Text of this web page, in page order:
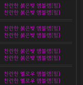
찬란한 붉은빛 엠블렘[힘]
찬란한 붉은빛 엠블렘[힘]
찬란한 붉은빛 엠블렘[힘]
찬란한 붉은빛 엠블렘[힘]
찬란한 붉은빛 엠블렘[힘]
찬란한 붉은빛 엠블렘[힘]
찬란한 옐로우 엠블렘[힘]
찬란한 옐로우 엠블렘[힘]